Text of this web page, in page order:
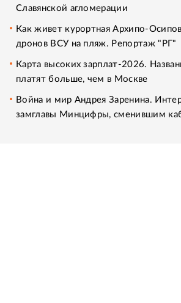
Славянской агломерации
Как живет курортная Архипо-
дронов ВСУ на пляж. Репортаж "РГ"
Карта высоких зарплат-2026.
платят больше, чем в Москве
Война и мир Андрея Заренина.
замглавы Минцифры, сменившим